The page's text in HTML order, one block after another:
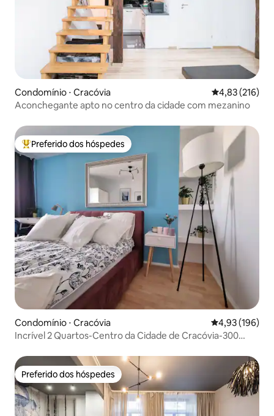
Condomínio ⋅ Cracóvia 4,83 de uma
4,83 (216)
Aconchegante apto no centro da cidade com mezanino
Entre os melhores preferidos dos hóspedes
Preferido dos hóspedes
Condomínio ⋅ Cracóvia 4,93 de uma
4,93 (196)
Incrível 2 Quartos-Centro da Cidade de Cracóvia-300
Preferido dos hóspedes
Preferido dos hóspedes